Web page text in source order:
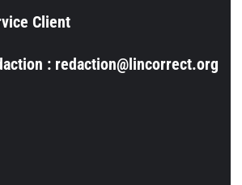
Client
: redaction@lincorrect.org